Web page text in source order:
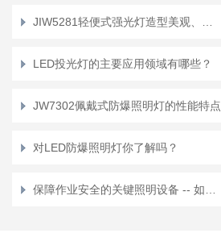
LED投光灯的主要应用领域有哪些？
JW7302佩戴式防爆照明灯的性能特点
对LED防爆照明灯你了解吗？